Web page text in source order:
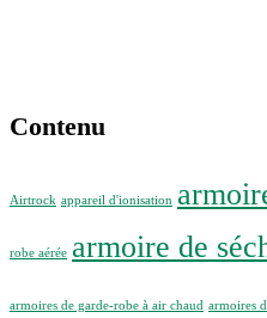
Contenu
Airtrock appareil d'ionisation
robe aérée armoire de
armoires de garde-robe à air chaud armoires